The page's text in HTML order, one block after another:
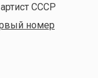
СССР
номер